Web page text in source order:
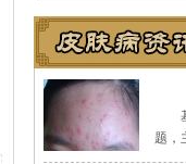
题，